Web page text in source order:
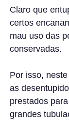
Claro que
certos
mau uso das
conservadas.
Por isso,
as
prestados
grandes